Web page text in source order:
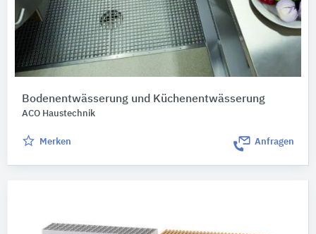
Bodenentwässerung und Küchenentwässerung
ACO Haustechnik
Merken Anfragen